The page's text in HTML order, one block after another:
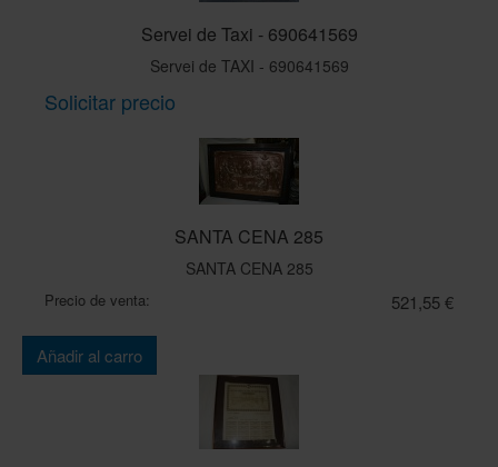
Servei de Taxi - 690641569
Servei de TAXI - 690641569
Solicitar precio
SANTA CENA 285
SANTA CENA 285
Precio de venta: 521,55 €
Cantidad:
Añadir al carro